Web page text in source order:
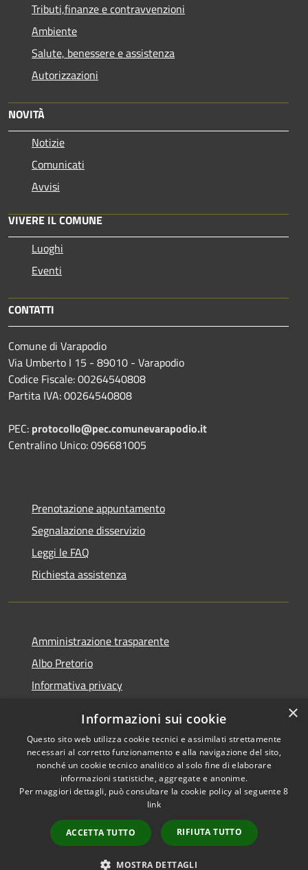
Tributi,finanze e contravvenzioni
Ambiente
Salute, benessere e assistenza
Autorizzazioni
NOVITÀ
Notizie
Comunicati
Avvisi
VIVERE IL COMUNE
Luoghi
Eventi
CONTATTI
Comune di Varapodio
Via Umberto I 15 - 89010 - Varapodio
Codice Fiscale: 00264540808
Partita IVA: 00264540808
PEC: protocollo@pec.comunevarapodio.it
Centralino Unico: 096681005
Prenotazione appuntamento
Segnalazione disservizio
Leggi le FAQ
Richiesta assistenza
Amministrazione trasparente
Albo Pretorio
Informativa privacy
Dichiarazione di accessibilità
RSS
Copyright © 2026 • Comune di
Municipium•
Accesso
redazione
×
Informazioni sui cookie
Questo sito web utilizza cookie tecnici e assimilati strettamente
necessari al corretto funzionamento e alla navigazione del sito,
nonché un cookie tecnico analitico al solo fine di elaborare
informazioni statistiche, aggregate e anonime.
Per maggiori dettagli, può consultare la cookie policy al seguente8
link
ACCETTA TUTTO RIFIUTA TUTTO
MOSTRA DETTAGLI